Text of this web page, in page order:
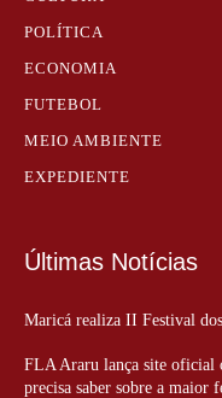
POLÍTICA
ECONOMIA
FUTEBOL
MEIO AMBIENTE
EXPEDIENTE
Últimas Notícias
Maricá realiza II Festival
FLA Araru lança site oficial
precisa saber sobre a maior